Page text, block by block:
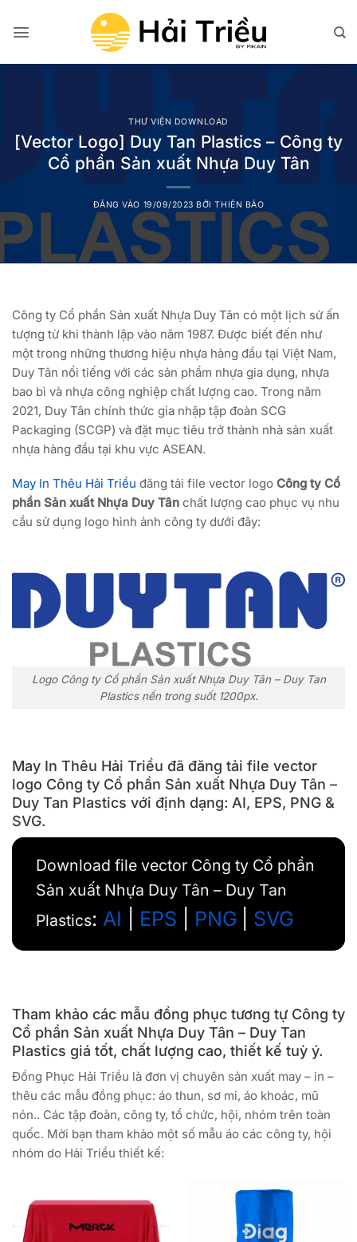
qua
dung
THƯ VIỆN DOWNLOAD
[Vector Logo] Duy Tan Plastics – Công ty
Cổ phần Sản xuất Nhựa Duy Tân
ĐĂNG VÀO 19/09/2023 BỞITHIÊN BẢO
Công ty Cổ phần Sản xuất Nhựa Duy Tân có một lịch sử ấn
tượng từ khi thành lập vào năm 1987. Được biết đến như
một trong những thương hiệu nhựa hàng đầu tại Việt Nam,
Duy Tân nổi tiếng với các sản phẩm nhựa gia dụng, nhựa
bao bì và nhựa công nghiệp chất lượng cao. Trong năm
2021, Duy Tân chính thức gia nhập tập đoàn SCG
Packaging (SCGP) và đặt mục tiêu trở thành nhà sản xuất
nhựa hàng đầu tại khu vực ASEAN.
May In Thêu Hải Triều đăng tải file vector logo Công ty Cổ
phần Sản xuất Nhựa Duy Tân chất lượng cao phục vụ nhu
cầu sử dụng logo hình ảnh công ty dưới đây:
Logo Công ty Cổ phần Sản xuất Nhựa Duy Tân – Duy Tan
Plastics nền trong suốt 1200px.
May In Thêu Hải Triều đã đăng tải file vector
logo Công ty Cổ phần Sản xuất Nhựa Duy Tân –
Duy Tan Plastics với định dạng: AI, EPS, PNG &
SVG.
Download file vector Công ty Cổ phần
Sản xuất Nhựa Duy Tân – Duy Tan
Plastics: AI EPS PNG SVG
Tham khảo các mẫu đồng phục tương tự Công ty
Cổ phần Sản xuất Nhựa Duy Tân – Duy Tan
Plastics giá tốt, chất lượng cao, thiết kế tuỳ ý.
Đồng Phục Hải Triều là đơn vị chuyên sản xuất may – in –
thêu các mẫu đồng phục: áo thun, sơ mi, áo khoác, mũ
nón.. Các tập đoàn, công ty, tổ chức, hội, nhóm trên toàn
quốc. Mời bạn tham khảo một số mẫu áo các công ty, hội
nhóm do Hải Triều thiết kế: